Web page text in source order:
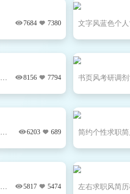
7380
7684
复试考研调剂简历模板... 7794
8156
学历经验多英文简历模... 689
6203
简约灰黑风求职简历模... 5474
5817 左右求职风简